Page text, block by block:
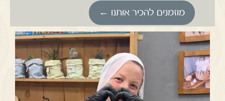
מוזמנים להכיר אותנו ←